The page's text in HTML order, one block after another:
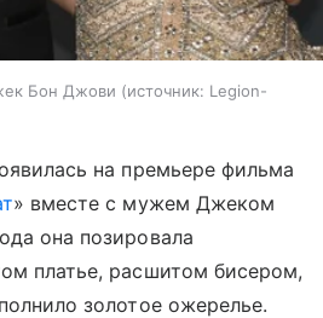
Бон Джови источник: Legion-
на премьере фильма
» вместе с мужем Джеком
она позировала
платье, расшитом бисером,
золотое ожерелье.